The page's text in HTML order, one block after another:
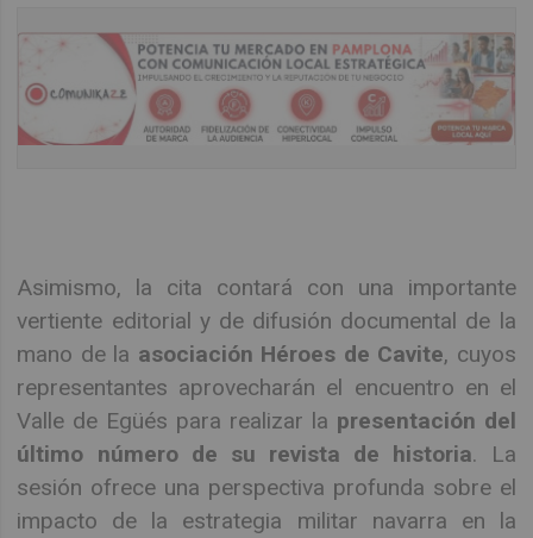
Asimismo, la cita contará con una importante
vertiente editorial y de difusión documental de la
mano de la asociación Héroes de Cavite, cuyos
representantes aprovecharán el encuentro en el
Valle de Egüés para realizar la presentación del
último número de su revista de historia. La
sesión ofrece una perspectiva profunda sobre el
impacto de la estrategia militar navarra en la